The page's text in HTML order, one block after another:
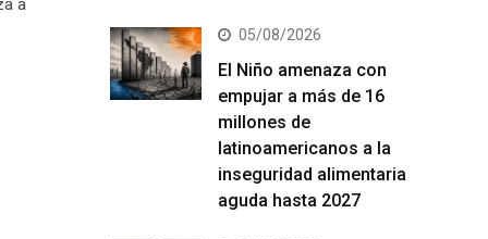
a
05/08/2026
El Niño amenaza con
empujar a más de 16
millones de
latinoamericanos a la
inseguridad alimentaria
aguda hasta 2027